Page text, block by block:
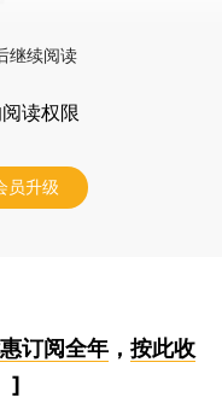
继续阅读
读权限
员升级
订阅全年， 按此收
]